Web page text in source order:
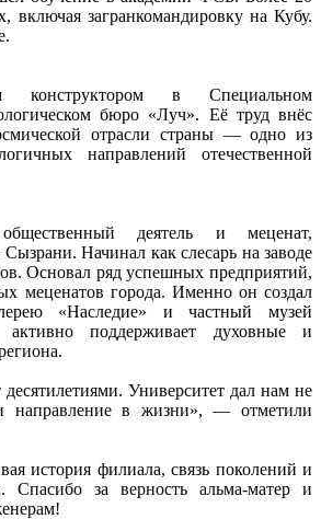
включая загранкомандировку на Кубу.
конструктором в Специальном
бюро «Луч». Её труд внёс
отрасли страны — одно из
направлений отечественной
общественный деятель и меценат,
Начинал как слесарь на заводе
Основал ряд успешных предприятий,
меценатов города. Именно он создал
«Наследие» и частный музей
активно поддерживает духовные и
Университет дал нам не
направление в жизни», — отметили
история филиала, связь поколений и
Спасибо за верность альма-матер и